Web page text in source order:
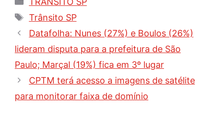
Tags
Trânsito SP
Datafolha: Nunes (27%) e Boulos (26%)
lideram disputa para a prefeitura de São
Paulo; Marçal (19%) fica em 3º lugar
CPTM terá acesso a imagens de satélite
para monitorar faixa de domínio